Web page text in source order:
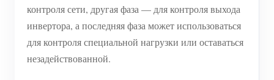
контроля сети, другая фаза — для контроля выхода
инвертора, а последняя фаза может использоваться
для контроля специальной нагрузки или оставаться
незадействованной.